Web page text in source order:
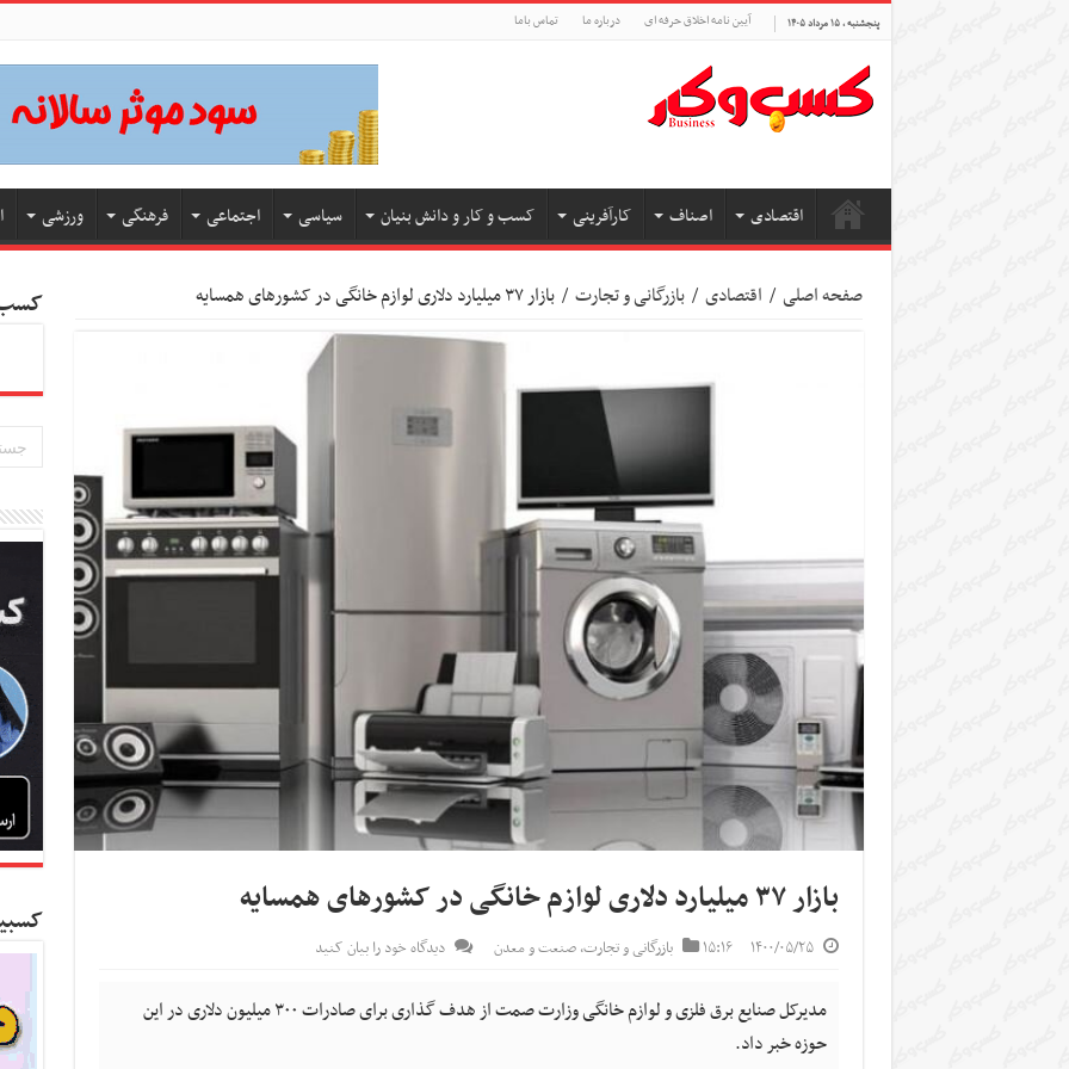
پنجشنبه , ۱۵ مرداد ۱۴۰۵ آیین نامه اخلاق حرفه ای درباره ما تماس باما
اقتصادی اصناف کارآفرینی کسب و کار و دانش بنیان سیاسی اجتماعی فرهنگی ورزشی
صفحه اصلی / اقتصادی / بازرگانی و تجارت / بازار ۳۷ میلیارد دلاری لوازم خانگی در کشورهای همسایه
بازار ۳۷ میلیارد دلاری لوازم خانگی در کشورهای همسایه
۱۴۰۰/۰۵/۲۵ ۱۵:۱۶ بازرگانی و تجارت,صنعت و معدن دیدگاه خود را بیان کنید
مدیرکل صنایع برق فلزی و لوازم خانگی وزارت صمت از هدف گذاری برای صادرات ۳۰۰ میلیون دلاری در این
حوزه خبر داد.
کسب